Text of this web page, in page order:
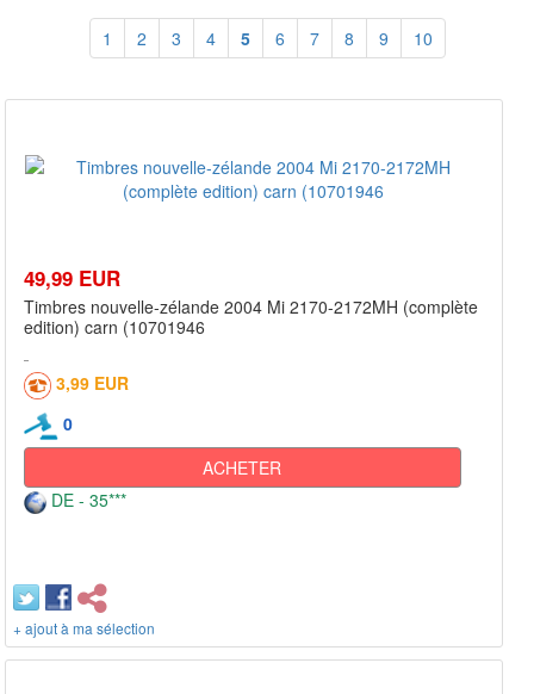
1 2 3 4 5 6 7 8 9 10
49,99 EUR
Timbres nouvelle-zélande 2004 Mi 2170-2172MH (complète
edition) carn (10701946
3,99 EUR
0
ACHETER
DE - 35***
+ ajout à ma sélection